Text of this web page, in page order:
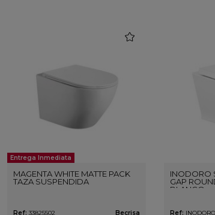
Entrega Inmediata
MAGENTA WHITE MATTE PACK
TAZA SUSPENDIDA
Ref: 33825502 Becrisa
INODORO
GAP
BLANCO
Ref: